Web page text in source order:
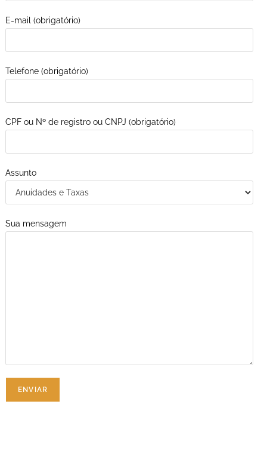
E-mail (obrigatório)
Telefone (obrigatório)
CPF ou Nº de registro ou CNPJ (obrigatório)
Assunto
Sua mensagem